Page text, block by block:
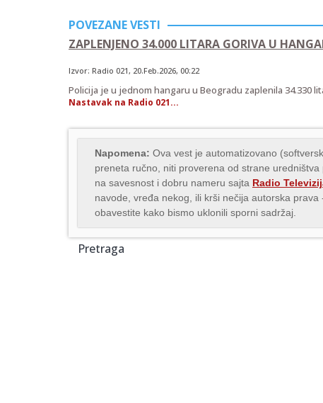
POVEZANE VESTI
ZAPLENJENO 34.000 LITARA GORIVA U
Izvor: Radio 021, 20.Feb.2026, 00:22
Policija je u jednom hangaru u Beogradu zaplenila 34.330
Nastavak na Radio 021...
Napomena: Ova vest je automatizovano
preneta ručno, niti proverena od strane
na savesnost i dobru nameru sajta Radio
navode, vređa nekog, ili krši nečija autorska prava
obavestite kako bismo uklonili sporni sadržaj.
Pretraga